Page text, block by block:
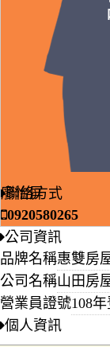
廖怡屏
聯絡方式
0920580265
公司資訊
品牌名稱惠雙房
公司名稱山田房
營業員證號108
個人資訊